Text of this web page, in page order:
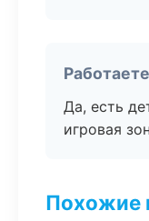
Да, есть
игровая
Похожие